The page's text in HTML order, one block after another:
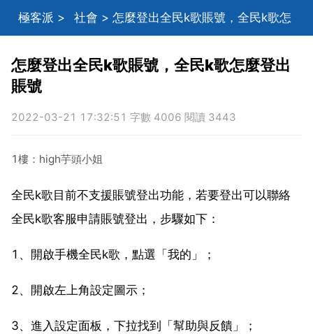
極客派 > 社會 > 怎麼登出全民k歌賬號，全民k歌怎
麼登出賬號
怎麼登出全民k歌賬號，全民k歌怎麼登出
賬號
2022-03-21 17:32:51 字數 4006 閱讀 3443
1樓：high芋頭小姐
全民k歌目前不支援賬號登出功能，若要登出可以聯絡
全民k歌客服申請賬號登出，步驟如下：
1、開啟手機全民k歌，點選「我的」；
2、開啟左上角設定圖示；
3、進入設定面板，下拉找到「幫助與反饋」；